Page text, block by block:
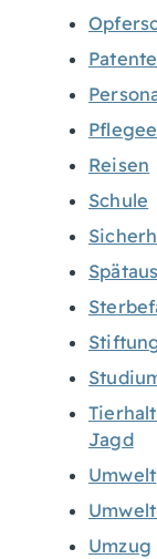
Reisen
Schule
Jagd
Umwelt
Umzug